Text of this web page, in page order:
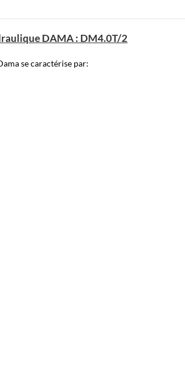
DAMA : DM4.0T/2
se caractérise par: